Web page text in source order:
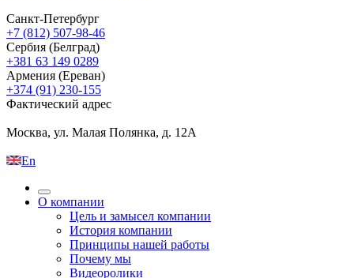
Санкт-Петербург
+7 (812) 507-98-46
Сербия (Белград)
+381 63 149 0289
Армения (Ереван)
+374 (91) 230-155
Фактический адрес
Москва, ул. Малая Полянка, д. 12А
En
О компании
Цель и замысел компании
История компании
Принципы нашей работы
Почему мы
Видеоролики